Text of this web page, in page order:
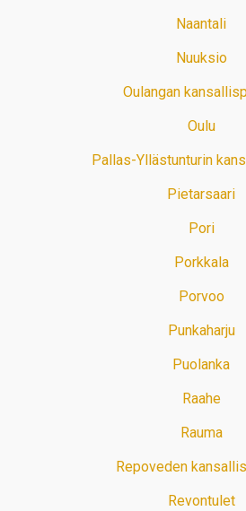
Naantali
Nuuksio
Oulangan
Oulu
Pallas-Yllästunturin
Pietarsaari
Pori
Porkkala
Porvoo
Punkaharju
Puolanka
Raahe
Rauma
Repoveden
Revontulet